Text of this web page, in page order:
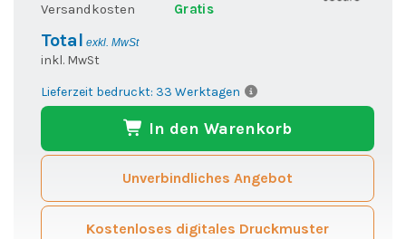
Versandkosten
Gratis
Total exkl. MwSt
inkl. MwSt
Lieferzeit bedruckt: 33 Werktagen
In den Warenkorb
Unverbindliches Angebot
Kostenloses digitales Druckmuster